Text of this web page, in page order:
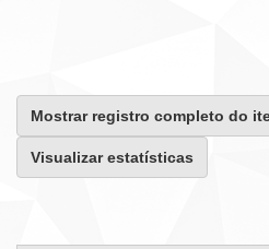
Mostrar registro completo do
Visualizar estatísticas